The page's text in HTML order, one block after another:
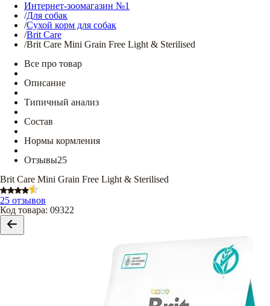
Интернет-зоомагазин №1
/Для собак
/Сухой корм для собак
/Brit Care
/Brit Care Mini Grain Free Light & Sterilised
Все про товар
Описание
Типичный анализ
Состав
Нормы кормления
Отзывы25
Brit Care Mini Grain Free Light & Sterilised
25 отзывов
Код товара: 09322